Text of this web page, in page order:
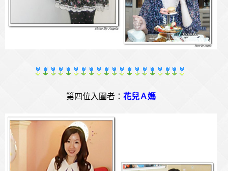
第四位入圍者： 花兒Ａ媽